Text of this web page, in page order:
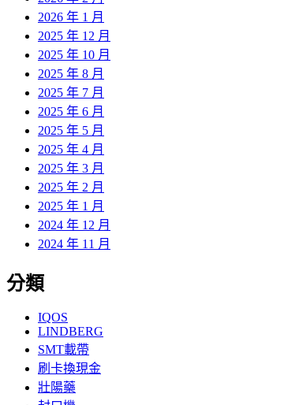
2026 年 1 月
2025 年 12 月
2025 年 10 月
2025 年 8 月
2025 年 7 月
2025 年 6 月
2025 年 5 月
2025 年 4 月
2025 年 3 月
2025 年 2 月
2025 年 1 月
2024 年 12 月
2024 年 11 月
分類
IQOS
LINDBERG
SMT載帶
刷卡換現金
壯陽藥